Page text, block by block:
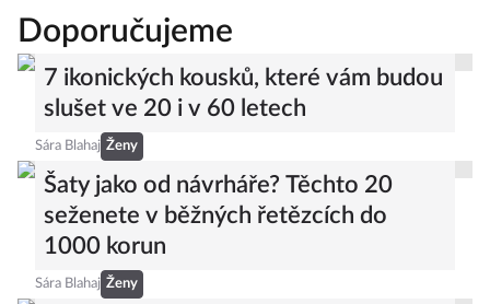
Doporučujeme
7 ikonických kousků, které vám budou
slušet ve 20 i v 60 letech
Sára Blahaj Ženy
Šaty jako od návrháře? Těchto 20
seženete v běžných řetězcích do
1000 korun
Sára Blahaj Ženy